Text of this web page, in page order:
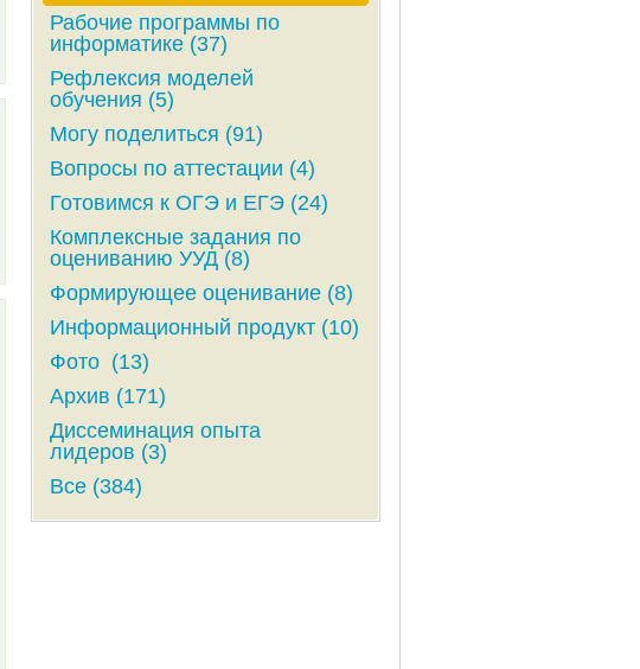
Рабочие программы по
информатике (37)
Рефлексия моделей
обучения (5)
Могу поделиться (91)
Вопросы по аттестации (4)
Готовимся к ОГЭ и ЕГЭ (24)
Комплексные задания по
оцениванию УУД (8)
Формирующее оценивание (8)
Информационный продукт (10)
Фото (13)
Архив (171)
Диссеминация опыта
лидеров (3)
Все (384)